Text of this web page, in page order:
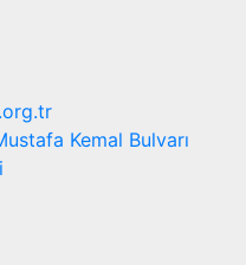
Kemal Bulvarı